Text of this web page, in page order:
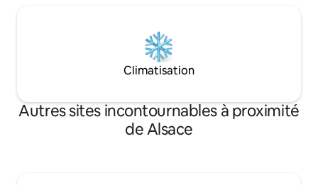
Climatisation
Autres sites incontournables à proximité
de Alsace